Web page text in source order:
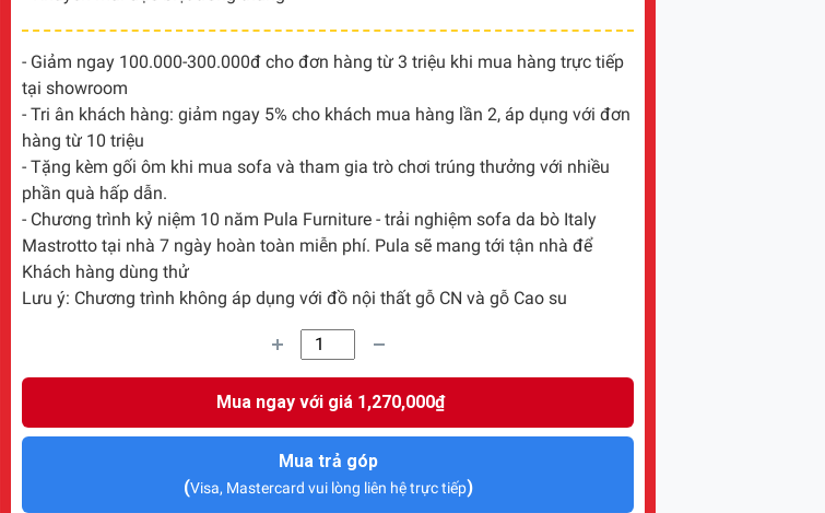
- Giảm ngay 100.000-300.000đ cho đơn hàng từ 3 triệu khi mua hàng trực tiếp
tại showroom
- Tri ân khách hàng: giảm ngay 5% cho khách mua hàng lần 2, áp dụng với đơn
hàng từ 10 triệu
- Tặng kèm gối ôm khi mua sofa và tham gia trò chơi trúng thưởng với nhiều
phần quà hấp dẫn.
- Chương trình kỷ niệm 10 năm Pula Furniture - trải nghiệm sofa da bò Italy
Mastrotto tại nhà 7 ngày hoàn toàn miễn phí. Pula sẽ mang tới tận nhà để
Khách hàng dùng thử
Lưu ý: Chương trình không áp dụng với đồ nội thất gỗ CN và gỗ Cao su
Mua ngay với giá 1,270,000₫
Mua trả góp
(Visa, Mastercard vui lòng liên hệ trực tiếp)